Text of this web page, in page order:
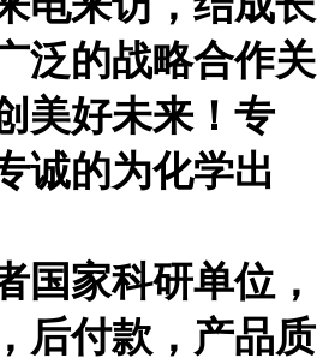
泛的战略合作关
美好未来！专
诚的为化学出
国家科研单位，
后付款，产品质